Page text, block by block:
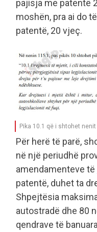
pajisja me patentë
moshën, pra ai do
patentë, 20 vjeç.
Pika 10.1 që i shtohet
Për herë të parë,
në një periudhë
amendamenteve të
patentë, duhet ta
Shpejtësia
autostradë dhe 80
qendrave të